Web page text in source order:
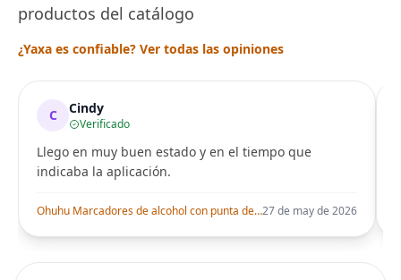
productos del catálogo
¿Yaxa es confiable? Ver todas las opiniones
C Cindy
Verificado
Llego en muy buen estado y en el tiempo que
indicaba la aplicación.
Ohuhu Marcadores de alcohol con punta de pincel – Juego de marcadores artísticos de doble punta con certificación AP para artistas adultos27 de may de 2026